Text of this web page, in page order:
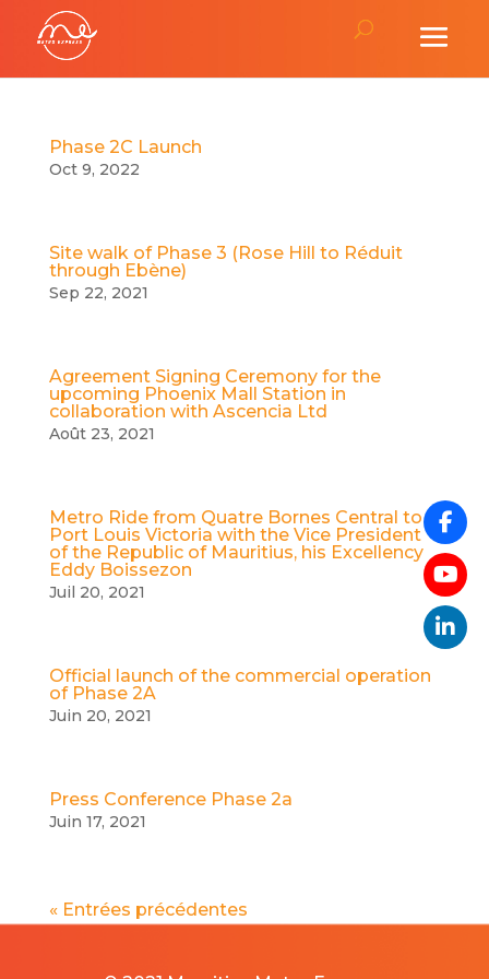
Phase 2C Launch
Oct 9, 2022
Site walk of Phase 3 (Rose Hill to Réduit
through Ebène)
Sep 22, 2021
Agreement Signing Ceremony for the
upcoming Phoenix Mall Station in
collaboration with Ascencia Ltd
Août 23, 2021
Metro Ride from Quatre Bornes Central to
Port Louis Victoria with the Vice President
of the Republic of Mauritius, his Excellency
Eddy Boissezon
Juil 20, 2021
Official launch of the commercial operation
of Phase 2A
Juin 20, 2021
Press Conference Phase 2a
Juin 17, 2021
« Entrées précédentes